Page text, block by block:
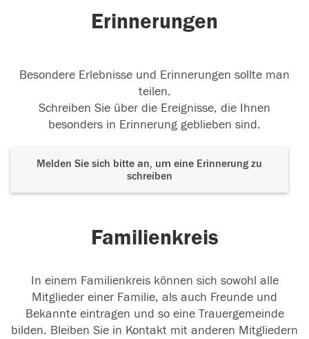
Erinnerungen
Besondere Erlebnisse und Erinnerungen sollte man
teilen.
Schreiben Sie über die Ereignisse, die Ihnen
besonders in Erinnerung geblieben sind.
Melden Sie sich bitte an, um eine Erinnerung zu
schreiben
Familienkreis
In einem Familienkreis können sich sowohl alle
Mitglieder einer Familie, als auch Freunde und
Bekannte eintragen und so eine Trauergemeinde
bilden. Bleiben Sie in Kontakt mit anderen Mitgliedern